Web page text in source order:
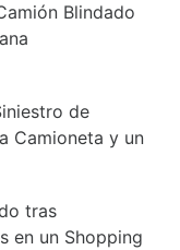
Blindado
de
Camioneta y un
tras
en un Shopping